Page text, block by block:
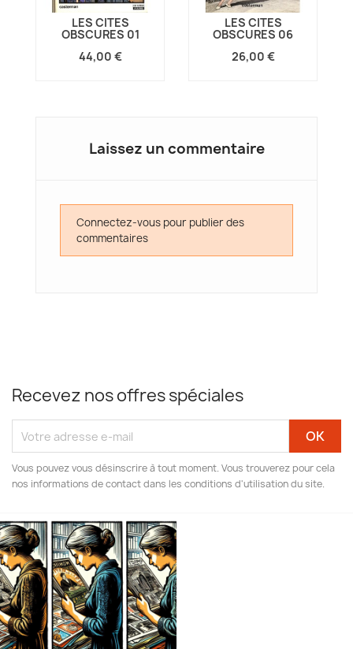
LES CITES
OBSCURES 01
44,00 €
LES CITES
OBSCURES 06
26,00 €
Laissez un commentaire
Connectez-vous pour publier des
commentaires
Recevez nos offres spéciales
Vous pouvez vous désinscrire à tout moment. Vous trouverez pour cela
nos informations de contact dans les conditions d'utilisation du site.